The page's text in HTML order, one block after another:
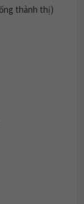
thành thị)